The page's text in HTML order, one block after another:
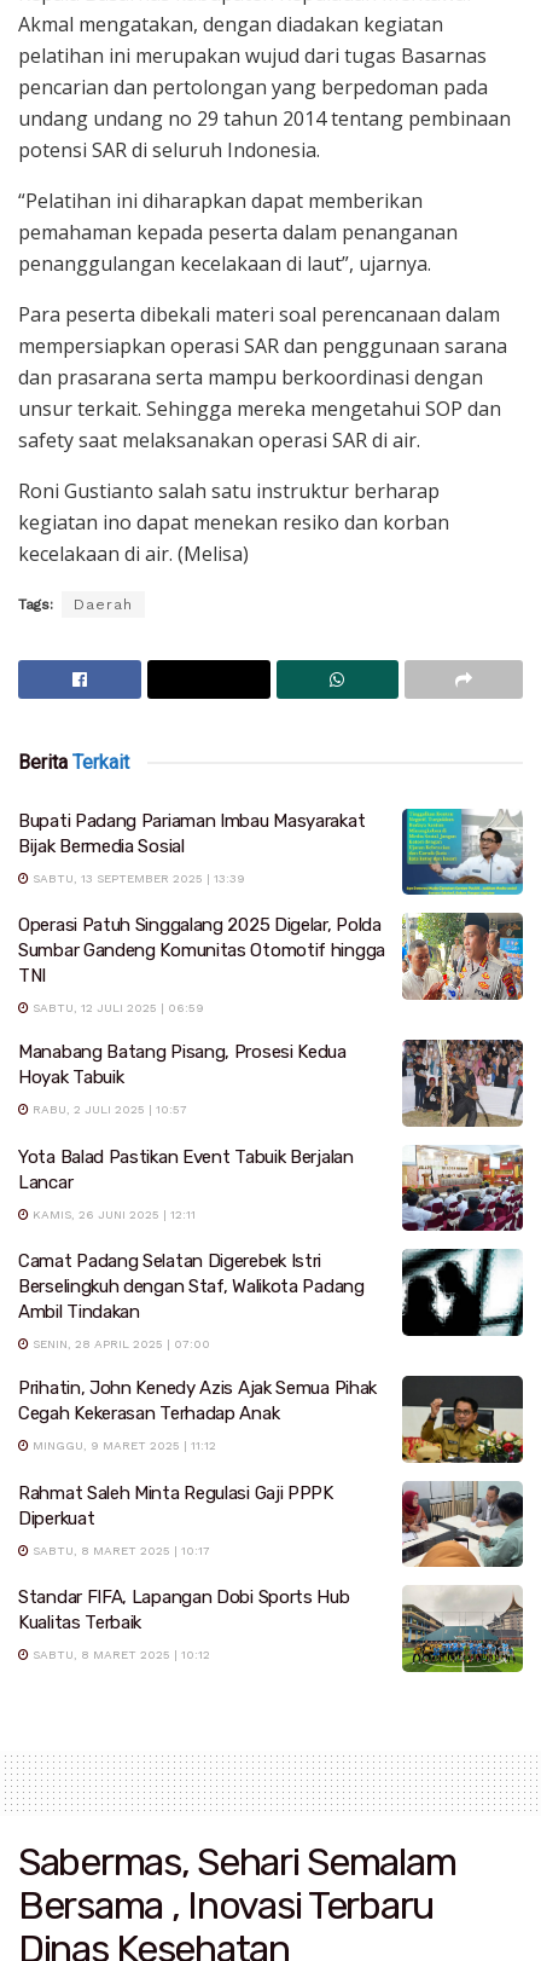
Akmal mengatakan, dengan diadakan kegiatan
pelatihan ini merupakan wujud dari tugas Basarnas
pencarian dan pertolongan yang berpedoman pada
undang undang no 29 tahun 2014 tentang pembinaan
potensi SAR di seluruh Indonesia.
“Pelatihan ini diharapkan dapat memberikan
pemahaman kepada peserta dalam penanganan
penanggulangan kecelakaan di laut”, ujarnya.
Para peserta dibekali materi soal perencanaan dalam
mempersiapkan operasi SAR dan penggunaan sarana
dan prasarana serta mampu berkoordinasi dengan
unsur terkait. Sehingga mereka mengetahui SOP dan
safety saat melaksanakan operasi SAR di air.
Roni Gustianto salah satu instruktur berharap
kegiatan ino dapat menekan resiko dan korban
kecelakaan di air. (Melisa)
Tags: Daerah
Berita Terkait
Bupati Padang Pariaman Imbau Masyarakat
Bijak Bermedia Sosial
SABTU, 13 SEPTEMBER 2025 | 13:39
Operasi Patuh Singgalang 2025 Digelar, Polda
Sumbar Gandeng Komunitas Otomotif hingga
TNI
SABTU, 12 JULI 2025 | 06:59
Manabang Batang Pisang, Prosesi Kedua
Hoyak Tabuik
RABU, 2 JULI 2025 | 10:57
Yota Balad Pastikan Event Tabuik Berjalan
Lancar
KAMIS, 26 JUNI 2025 | 12:11
Camat Padang Selatan Digerebek Istri
Berselingkuh dengan Staf, Walikota Padang
Ambil Tindakan
SENIN, 28 APRIL 2025 | 07:00
Prihatin, John Kenedy Azis Ajak Semua Pihak
Cegah Kekerasan Terhadap Anak
MINGGU, 9 MARET 2025 | 11:12
Rahmat Saleh Minta Regulasi Gaji PPPK
Diperkuat
SABTU, 8 MARET 2025 | 10:17
Standar FIFA, Lapangan Dobi Sports Hub
Kualitas Terbaik
SABTU, 8 MARET 2025 | 10:12
Sabermas, Sehari Semalam
Bersama , Inovasi Terbaru
Dinas Kesehatan